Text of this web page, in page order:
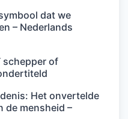
dat we
– Nederlands
schepper of
Het onvertelde
de mensheid –